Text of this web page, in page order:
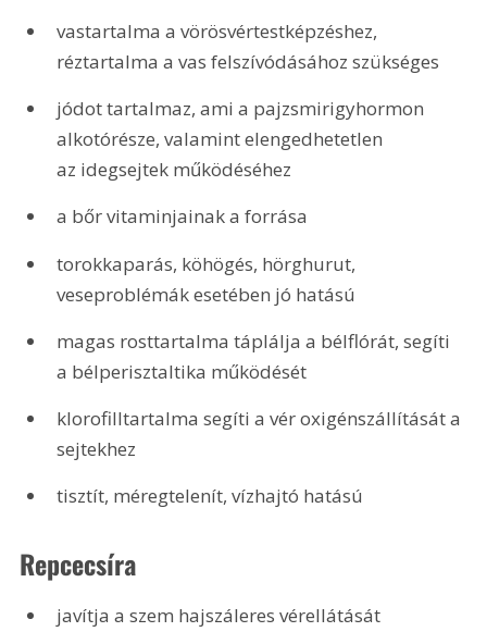
vastartalma a vörösvértestképzéshez,
réztartalma a vas felszívódásához szükséges
jódot tartalmaz, ami a pajzsmirigyhormon
alkotórésze, valamint elengedhetetlen
az idegsejtek működéséhez
a bőr vitaminjainak a forrása
torokkaparás, köhögés, hörghurut,
veseproblémák esetében jó hatású
magas rosttartalma táplálja a bélflórát, segíti
a bélperisztaltika működését
klorofilltartalma segíti a vér oxigénszállítását a
sejtekhez
tisztít, méregtelenít, vízhajtó hatású
Repcecsíra
javítja a szem hajszáleres vérellátását